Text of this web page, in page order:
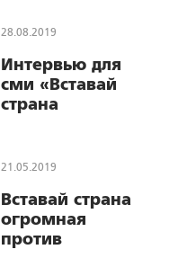
28.08.2019
Интервью для
сми «Вставай
страна
21.05.2019
Вставай страна
огромная
против